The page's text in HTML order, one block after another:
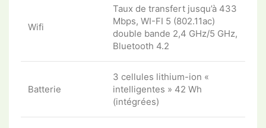
Wifi
Taux de transfert jusqu’à 433
Mbps, WI-FI 5 (802.11ac)
double bande 2,4 GHz/5 GHz,
Bluetooth 4.2
Batterie
3 cellules lithium-ion «
intelligentes » 42 Wh
(intégrées)